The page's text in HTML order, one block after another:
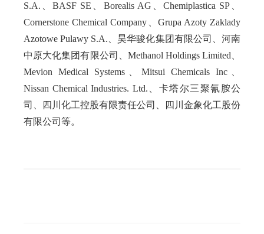
S.A.、BASF SE、Borealis AG、Chemiplastica SP、
Cornerstone Chemical Company、Grupa Azoty Zaklady
Azotowe Pulawy S.A.、昊华骏化集团有限公司、河南
中原大化集团有限公司、Methanol Holdings Limited、
Mevion Medical Systems、Mitsui Chemicals Inc、
Nissan Chemical Industries. Ltd.、卡塔尔三聚氰胺公
司、四川化工控股有限责任公司、四川金象化工股份
有限公司等。